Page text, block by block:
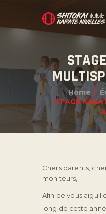
Home
STAGE
Chers parents,
moniteurs,
Afin de vous
long de cette